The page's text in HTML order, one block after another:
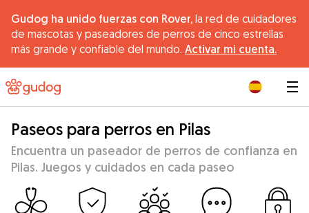
Gudog ha unido fuerzas con Rover, la red de cuidadores
de mascotas y paseadores de perros de cinco estrellas
más grande y confiable del mundo. Activar mi cuenta.
Paseos para perros en Pilas
Encuentra un paseador de perros de confianza en
Pilas. Juegos y cuidados en cada paseo